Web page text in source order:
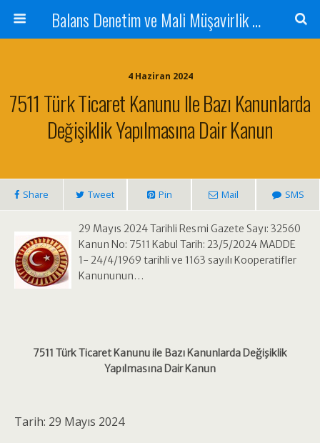
Balans Denetim ve Mali Müşavirlik Hizmetleri
4 Haziran 2024
7511 Türk Ticaret Kanunu Ile Bazı Kanunlarda
Değişiklik Yapılmasına Dair Kanun
Share Tweet Pin Mail SMS
29 Mayıs 2024 Tarihli Resmi Gazete Sayı: 32560
Kanun No: 7511 Kabul Tarih: 23/5/2024 MADDE
1- 24/4/1969 tarihli ve 1163 sayılı Kooperatifler
Kanununun…
7511 Türk Ticaret Kanunu ile Bazı Kanunlarda Değişiklik
Yapılmasına Dair Kanun
Tarih: 29 Mayıs 2024